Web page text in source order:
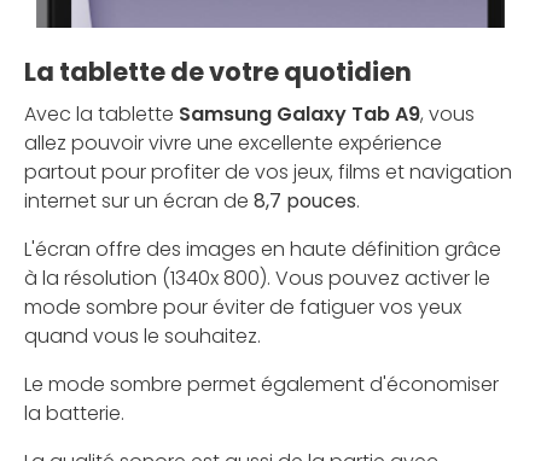
La tablette de votre quotidien
Avec la tablette Samsung Galaxy Tab A9, vous
allez pouvoir vivre une excellente expérience
partout pour profiter de vos jeux, films et navigation
internet sur un écran de 8,7 pouces.
L'écran offre des images en haute définition grâce
à la résolution (1340x 800). Vous pouvez activer le
mode sombre pour éviter de fatiguer vos yeux
quand vous le souhaitez.
Le mode sombre permet également d'économiser
la batterie.